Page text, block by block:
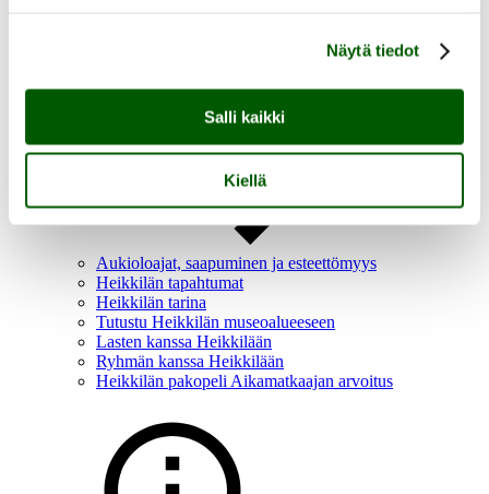
Näytä tiedot
Salli kaikki
Kiellä
Aukioloajat, saapuminen ja esteettömyys
Heikkilän tapahtumat
Heikkilän tarina
Tutustu Heikkilän museoalueeseen
Lasten kanssa Heikkilään
Ryhmän kanssa Heikkilään
Heikkilän pakopeli Aikamatkaajan arvoitus